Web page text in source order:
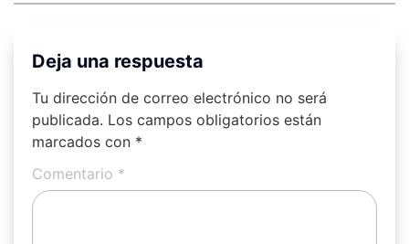
Deja una respuesta
Tu dirección de correo electrónico no será
publicada. Los campos obligatorios están
marcados con *
Comentario *